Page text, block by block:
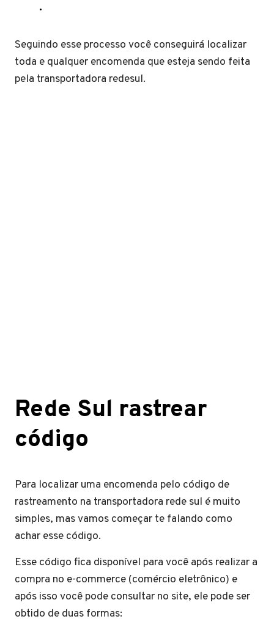
.
Seguindo esse processo você conseguirá localizar
toda e qualquer encomenda que esteja sendo feita
pela transportadora redesul.
Rede Sul rastrear
código
Para localizar uma encomenda pelo código de
rastreamento na transportadora rede sul é muito
simples, mas vamos começar te falando como
achar esse código.
Esse código fica disponível para você após realizar a
compra no e-commerce (comércio eletrônico) e
após isso você pode consultar no site, ele pode ser
obtido de duas formas: